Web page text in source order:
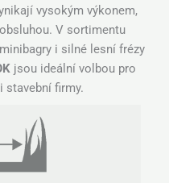
vysokým výkonem,
V sortimentu
i silné lesní frézy
jsou ideální volbou pro
stavební firmy.